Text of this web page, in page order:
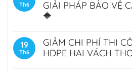
Th6
GIẢI PHÁP BẢO VỆ
🔶
19
Th6
GIẢM CHI PHÍ THI
HDPE HAI VÁCH